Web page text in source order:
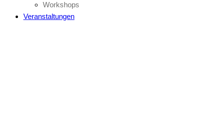
Workshops
Veranstaltungen